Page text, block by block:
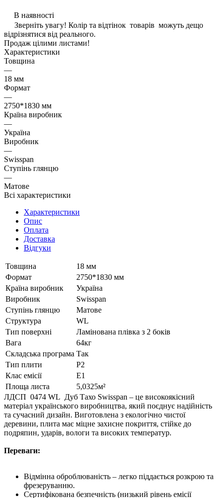
В наявності
Зверніть увагу! Колір та відтінок товарів можуть дещо
відрізнятися від реального.
Продаж цілими листами!
Характеристики
Товщина
—
18 мм
Формат
—
2750*1830 мм
Країна виробник
—
Україна
Виробник
—
Swisspan
Ступінь глянцю
—
Матове
Всі характеристики
Характеристики
Опис
Оплата
Доставка
Відгуки
Товщина
18 мм
Формат
2750*1830 мм
Країна виробник
Україна
Виробник
Swisspan
Ступінь глянцю
Матове
Структура
WL
Тип поверхні
Ламінована плівка з 2 боків
Вага
64кг
Складська програма Так
Тип плити
P2
Клас емісії
E1
Площа листа
5,0325м²
ЛДСП 0474 WL Дуб Тахо Swisspan – це високоякісний
матеріал українського виробництва, який поєднує надійність
та сучасний дизайн. Виготовлена з екологічно чистої
деревини, плита має міцне захисне покриття, стійке до
подряпин, ударів, вологи та високих температур.
Переваги:
Відмінна оброблюваність – легко піддається розкрою та
фрезеруванню.
Сертифікована безпечність (низький рівень емісії